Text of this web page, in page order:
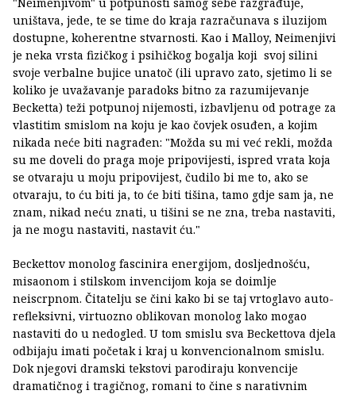
uništava, jede, te se time do kraja razračunava s iluzijom
dostupne, koherentne stvarnosti. Kao i Malloy, Neimenjivi
je neka vrsta fizičkog i psihičkog bogalja koji svoj silini
svoje verbalne bujice unatoč (ili upravo zato, sjetimo li se
koliko je uvažavanje paradoks bitno za razumijevanje
Becketta) teži potpunoj nijemosti, izbavljenu od potrage za
vlastitim smislom na koju je kao čovjek osuđen, a kojim
nikada neće biti nagrađen: "Možda su mi već rekli, možda
su me doveli do praga moje pripovijesti, ispred vrata koja
se otvaraju u moju pripovijest, čudilo bi me to, ako se
otvaraju, to ću biti ja, to će biti tišina, tamo gdje sam ja, ne
znam, nikad neću znati, u tišini se ne zna, treba nastaviti,
ja ne mogu nastaviti, nastavit ću."
Beckettov monolog fascinira energijom, dosljednošću,
misaonom i stilskom invencijom koja se doimlje
neiscrpnom. Čitatelju se čini kako bi se taj vrtoglavo auto-
refleksivni, virtuozno oblikovan monolog lako mogao
nastaviti do u nedogled. U tom smislu sva Beckettova djela
odbijaju imati početak i kraj u konvencionalnom smislu.
Dok njegovi dramski tekstovi parodiraju konvencije
dramatičnog i tragičnog, romani to čine s narativnim